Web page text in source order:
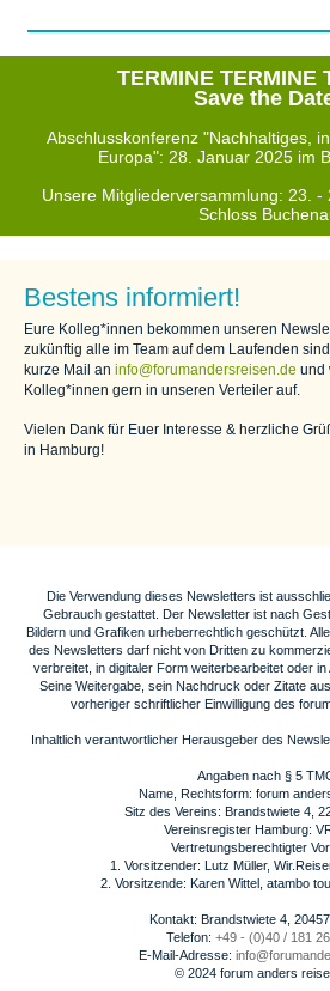
TERMINE TERMINE
Save the
Abschlusskonferenz "Nachhaltiges,
Europa": 28. Januar 2025 im
Unsere Mitgliederversammlung: 23. -
Schloss
Bestens informiert!
Eure Kolleg*innen bekommen unseren
zukünftig alle im Team auf dem Laufenden
kurze Mail an info@forumandersreisen.de und
Kolleg*innen gern in unseren Verteiler auf.
Vielen Dank für Euer Interesse & herzliche
in Hamburg!
Die Verwendung dieses Newsletters ist
Gebrauch gestattet. Der Newsletter ist nach
Bildern und Grafiken urheberrechtlich geschützt.
des Newsletters darf nicht von Dritten zu
verbreitet, in digitaler Form weiterbearbeitet oder
Seine Weitergabe, sein Nachdruck oder Zitate
vorheriger schriftlicher Einwilligung des
Inhaltlich verantwortlicher Herausgeber des
Angaben nach § 5
Name, Rechtsform: forum
Sitz des Vereins: Brandstwiete 4,
Vereinsregister Hamburg:
Vertretungsberechtigter
1. Vorsitzender: Lutz Müller,
2. Vorsitzende: Karen Wittel, atambo
Kontakt: Brandstwiete 4,
Telefon: +49 - (0)40 / 181
E-Mail-Adresse:
© 2024 forum anders